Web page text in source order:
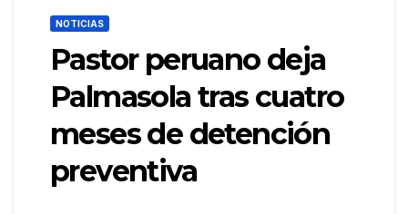
NOTICIAS
Pastor peruano deja
Palmasola tras cuatro
meses de detención
preventiva